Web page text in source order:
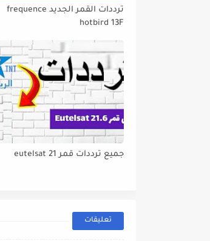
ترددات القمر الجديد frequence
hotbird 13F
جميع ترددات قمر eutelsat 21
تعليقات